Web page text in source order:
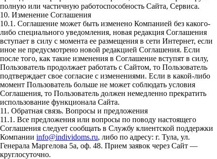
полную или частичную работоспособность Сайта, Сервиса.
10. Изменение Соглашения
10.1. Соглашение может быть изменено Компанией без какого-
либо специального уведомления, новая редакция Соглашения
вступает в силу с момента ее размещения в сети Интернет, если
иное не предусмотрено новой редакцией Соглашения. Если
после того, как такие изменения в Соглашение вступят в силу,
Пользователь продолжает работать с Сайтом, то Пользователь
подтверждает свое согласие с изменениями. Если в какой-либо
момент Пользователь больше не может соблюдать условия
Соглашения, то Пользователь должен немедленно прекратить
использование функционала Сайта.
11. Обратная связь. Вопросы и предложения
11.1. Все предложения или вопросы по поводу настоящего
Соглашения следует сообщать в Службу клиентской поддержки
Компании info@individoms.ru, либо по адресу: г. Тула, ул.
Генерала Маргелова 5а, оф. 48. Прием заявок через Сайт —
круглосуточно.